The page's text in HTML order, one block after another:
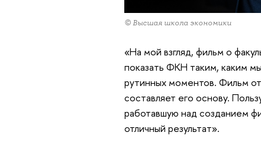
© Высшая школа экономики
«На мой взгляд, фильм о
показать ФКН таким, каким
рутинных моментов. Фильм
составляет его основу.
работавшую над созданием
отличный результат».